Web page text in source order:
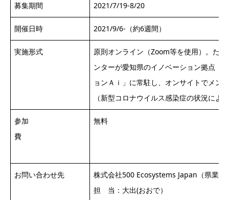
募集期間 2021/7/19-8/20
開催日時 2021/9/6-（約6週間）
実施形式
原則オンライン（Zoom等を使用）。た
ンターが愛知県のイノベーション拠点「
ョンＡｉ」に常駐し、オンサイトでメン
（新型コロナウイルス感染症の状況によ
参加
費
無料
お問い合わせ先
株式会社500 Ecosystems Japan（県業務
担 当：大出(おおで）